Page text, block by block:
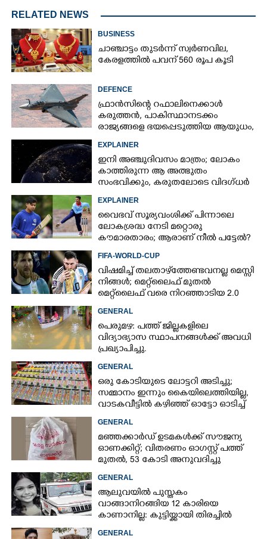
RELATED NEWS
BUSINESS
ചാഞ്ചാട്ടം തുടർന്ന് സ്വർണവില,
കേരളത്തിൽ പവന് 560 രൂപ കൂടി
DEFENCE
ഫ്രാൻസിന്റെ റഫാലിനെക്കാൾ
കരുത്തൻ,​ പാകിസ്ഥാനടക്കം
രാജ്യങ്ങളെ ഭയപ്പെടുത്തിയ ആയുധം,​
ഇന്ത്യ നിർമ്മിച്ച എണ്ണം 100ലേക്ക്
EXPLAINER
ഇനി അഞ്ചുദിവസം മാത്രം; ലോകം
കാത്തിരുന്ന ആ അത്ഭുതം
സംഭവിക്കും, കരുതലോടെ വിദഗ്ധർ
EXPLAINER
വൈഭവ് സൂര്യവംശിക്ക് പിന്നാലെ
ലോകശ്രദ്ധ നേടി മറ്റൊരു
കൗമാരതാരം; ആരാണ് നീൽ പട്ടേൽ?
FIFA-WORLD-CUP
വിഷമിച്ച് തലതാഴ്‌ത്തേണ്ടവനല്ല മെസ്സി
നിങ്ങള്‍; മെറ്റ്‌ലൈഫ് മുതല്‍
മെറ്റ്‌ലൈഫ് വരെ നിറഞ്ഞാടിയ 2.0
GENERAL
പെരുമഴ: പത്ത് ജില്ലകളിലെ
വിദ്യാഭ്യാസ സ്ഥാപനങ്ങൾക്ക് അവധി
പ്രഖ്യാപിച്ചു.
GENERAL
ഒരു കോടിയുടെ ലോട്ടറി അടിച്ചു;
സമ്മാനം ഇന്നും കൈയിലെത്തിയില്ല,
വാടകവീട്ടിൽ കഴിഞ്ഞ് ഓട്ടോ ഓടിച്ച്
73കാരൻ
GENERAL
മഞ്ഞക്കാർഡ് ഉടമകൾക്ക് സൗജന്യ
ഓണക്കിറ്റ്; വിതരണം ഓഗസ്റ്റ് പത്ത്
മുതൽ, 53 കോടി അനുവദിച്ചു
GENERAL
ആലുവയിൽ പുസ്തകം
വാങ്ങാനിറങ്ങിയ 12 കാരിയെ
കാണാനില്ല: കുട്ടിയ്ക്കായി തിരച്ചിൽ
GENERAL